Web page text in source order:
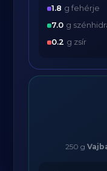
1.8 g fehérje
7.0 g
0.2 g zsír
250 g